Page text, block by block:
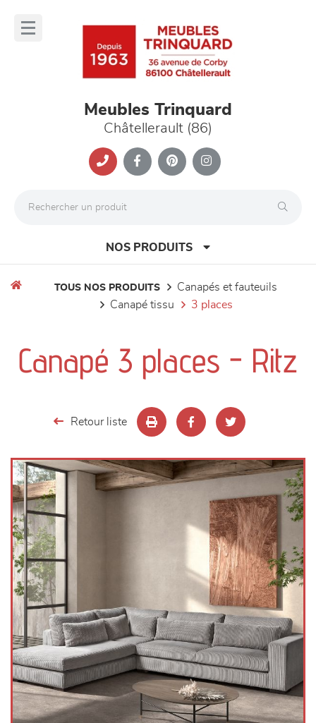
Meubles Trinquard
Châtellerault (86)
NOS PRODUITS
séjours
chambres et dressing
literie
décoration
TOUS NOS PRODUITS
canapés et fauteuils
canapé tissu
3 places
Canapé 3 places - Ritz
Retour liste